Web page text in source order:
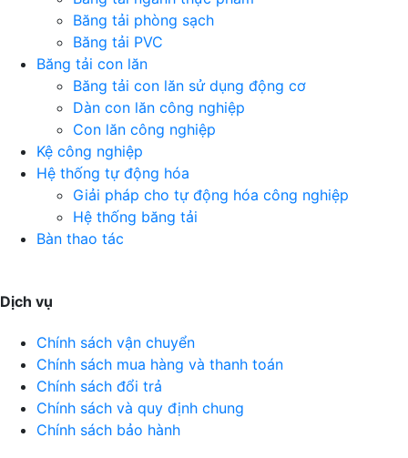
Băng tải phòng sạch
Băng tải PVC
Băng tải con lăn
Băng tải con lăn sử dụng động cơ
Dàn con lăn công nghiệp
Con lăn công nghiệp
Kệ công nghiệp
Hệ thống tự động hóa
Giải pháp cho tự động hóa công nghiệp
Hệ thống băng tải
Bàn thao tác
Dịch vụ
Chính sách vận chuyển
Chính sách mua hàng và thanh toán
Chính sách đổi trả
Chính sách và quy định chung
Chính sách bảo hành